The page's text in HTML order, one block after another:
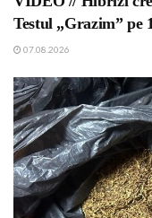
Testul „Grazim” pe
07.08.2026